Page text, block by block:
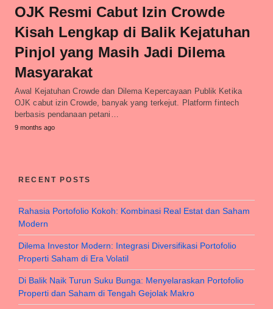
OJK Resmi Cabut Izin Crowde
Kisah Lengkap di Balik Kejatuhan
Pinjol yang Masih Jadi Dilema
Masyarakat
Awal Kejatuhan Crowde dan Dilema Kepercayaan Publik Ketika
OJK cabut izin Crowde, banyak yang terkejut. Platform fintech
berbasis pendanaan petani…
9 months ago
RECENT POSTS
Rahasia Portofolio Kokoh: Kombinasi Real Estat dan Saham
Modern
Dilema Investor Modern: Integrasi Diversifikasi Portofolio
Properti Saham di Era Volatil
Di Balik Naik Turun Suku Bunga: Menyelaraskan Portofolio
Properti dan Saham di Tengah Gejolak Makro